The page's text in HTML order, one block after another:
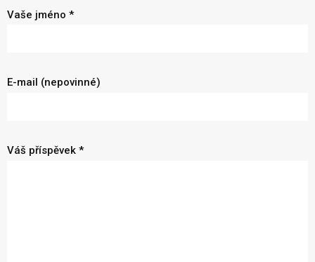
Vaše jméno *
E-mail (nepovinné)
Váš příspěvek *